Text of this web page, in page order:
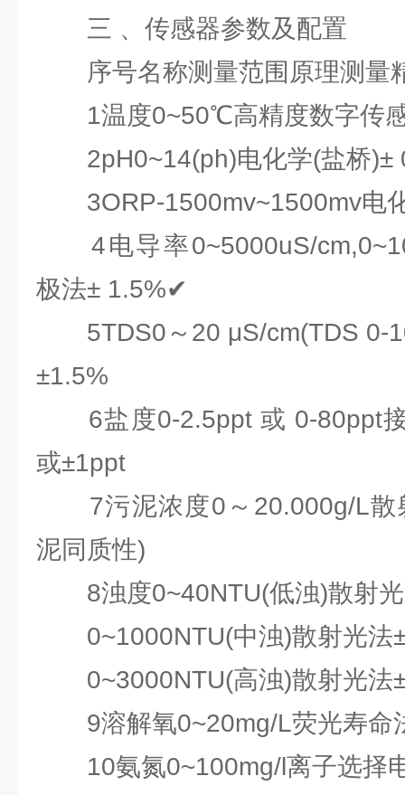
三 、传感器参数及配置
序号名称测量范围原理测量
1温度0~50℃高精度数字传
2pH0~14(ph)电化学(盐桥)±
3ORP-1500mv~1500mv电
4电导率0~5000uS/
极法± 1.5%✔
5TDS0～20 μS/cm(TDS 0-
±1.5%
6盐度0-2.5ppt 或 0-80ppt接
或±1ppt
7污泥浓度0～20.000g/L散
泥同质性)
8浊度0~40NTU(低浊)散射光
0~1000NTU(中浊)散射光法
0~3000NTU(高浊)散射光法
9溶解氧0~20mg/L荧光寿命
10氨氮0~100mg/l离子选择